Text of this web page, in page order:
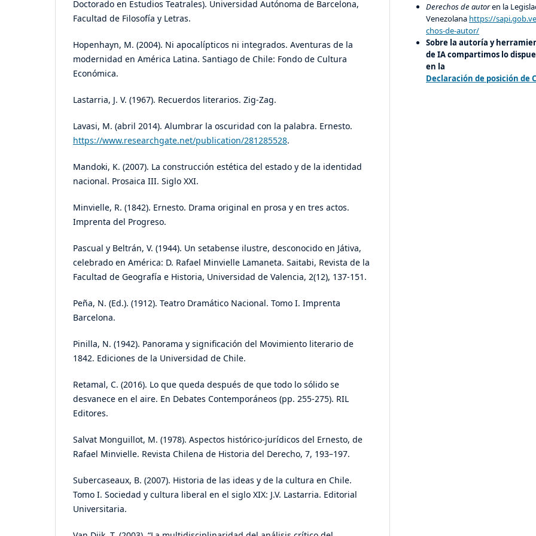
Doctorado en Estudios Teatrales). Universidad Autónoma de Barcelona,
Facultad de Filosofía y Letras.
Hopenhayn, M. (2004). Ni apocalípticos ni integrados. Aventuras de la
modernidad en América Latina. Santiago de Chile: Fondo de Cultura
Económica.
Lastarria, J. V. (1967). Recuerdos literarios. Zig-Zag.
Lavasi, M. (abril 2014). Alumbrar la oscuridad con la palabra. Ernesto.
https://www.researchgate.net/publication/281285528.
Mandoki, K. (2007). La construcción estética del estado y de la identidad
nacional. Prosaica III. Siglo XXI.
Minvielle, R. (1842). Ernesto. Drama original en prosa y en tres actos.
Imprenta del Progreso.
Pascual y Beltrán, V. (1944). Un setabense ilustre, desconocido en Játiva,
celebrado en América: D. Rafael Minvielle Lamaneta. Saitabi, Revista de la
Facultad de Geografía e Historia, Universidad de Valencia, 2(12), 137-151.
Peña, N. (Ed.). (1912). Teatro Dramático Nacional. Tomo I. Imprenta
Barcelona.
Pinilla, N. (1942). Panorama y significación del Movimiento literario de
1842. Ediciones de la Universidad de Chile.
Retamal, C. (2016). Lo que queda después de que todo lo sólido se
desvanece en el aire. En Debates Contemporáneos (pp. 255-275). RIL
Editores.
Salvat Monguillot, M. (1978). Aspectos histórico-jurídicos del Ernesto, de
Rafael Minvielle. Revista Chilena de Historia del Derecho, 7, 193–197.
Subercaseaux, B. (2007). Historia de las ideas y de la cultura en Chile.
Tomo I. Sociedad y cultura liberal en el siglo XIX: J.V. Lastarria. Editorial
Universitaria.
Derechos de autoren la
Venezolana https://
chos-de-autor/
Sobre la autoría y
de IA compartimos lo
en la
Declaración de posición de